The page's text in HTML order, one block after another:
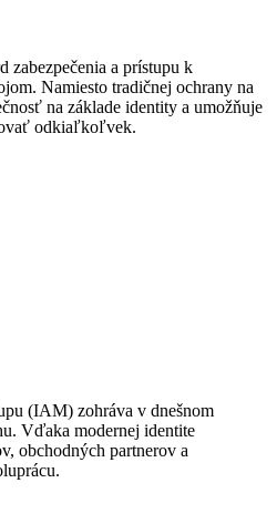
zabezpečenia a prístupu k
Namiesto tradičnej ochrany na
na základe identity a umožňuje
odkiaľkoľvek.
(IAM) zohráva v dnešnom
Vďaka modernej identite
obchodných partnerov a